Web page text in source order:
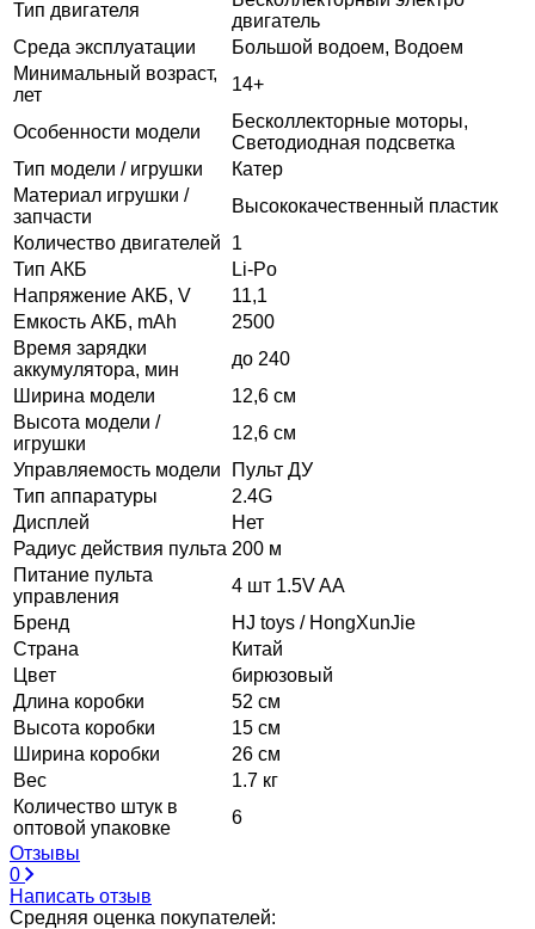
Тип двигателя
двигатель
Среда эксплуатации
Большой водоем, Водоем
Минимальный возраст,
лет
14+
Особенности модели
Бесколлекторные моторы,
Светодиодная подсветка
Тип модели / игрушки
Катер
Материал игрушки /
запчасти
Высококачественный пластик
Количество двигателей
1
Тип АКБ
Li-Po
Напряжение АКБ, V
11,1
Емкость АКБ, mAh
2500
Время зарядки
аккумулятора, мин
до 240
Ширина модели
12,6 см
Высота модели /
игрушки
12,6 см
Управляемость модели
Пульт ДУ
Тип аппаратуры
2.4G
Дисплей
Нет
Радиус действия пульта 200 м
Питание пульта
управления
4 шт 1.5V AA
Бренд
HJ toys / HongXunJie
Страна
Китай
Цвет
бирюзовый
Длина коробки
52 см
Высота коробки
15 см
Ширина коробки
26 см
Вес
1.7 кг
Количество штук в
оптовой упаковке
6
Отзывы
0
Написать отзыв
Средняя оценка покупателей: